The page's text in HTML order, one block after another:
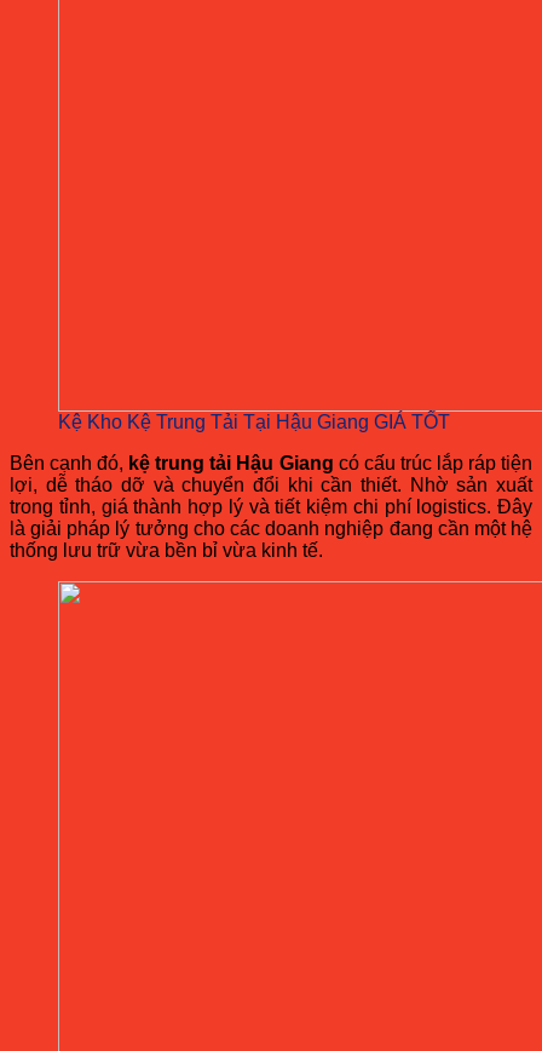
Kệ Kho Kệ Trung Tải Tại Hậu Giang GIÁ TỐT
Bên cạnh đó, kệ trung tải Hậu Giang có cấu trúc lắp ráp tiện
lợi, dễ tháo dỡ và chuyển đổi khi cần thiết. Nhờ sản xuất
trong tỉnh, giá thành hợp lý và tiết kiệm chi phí logistics. Đây
là giải pháp lý tưởng cho các doanh nghiệp đang cần một hệ
thống lưu trữ vừa bền bỉ vừa kinh tế.